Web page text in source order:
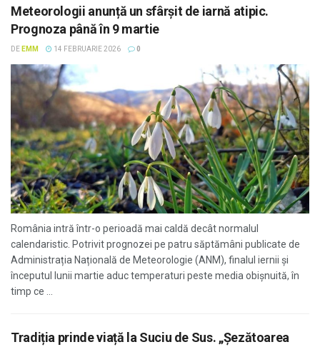
Meteorologii anunță un sfârșit de iarnă atipic.
Prognoza până în 9 martie
DE EMM 14 FEBRUARIE 2026 0
România intră într-o perioadă mai caldă decât normalul
calendaristic. Potrivit prognozei pe patru săptămâni publicate de
Administrația Națională de Meteorologie (ANM), finalul iernii și
începutul lunii martie aduc temperaturi peste media obișnuită, în
timp ce ...
Tradiția prinde viață la Suciu de Sus. „Șezătoarea